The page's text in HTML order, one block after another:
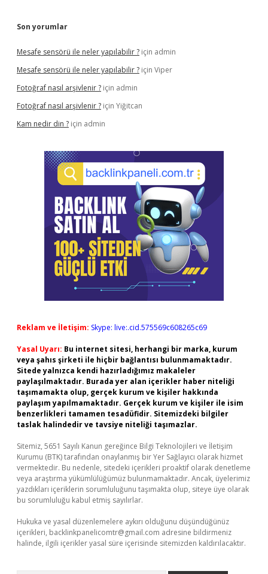
Son yorumlar
Mesafe sensörü ile neler yapılabilir ? için admin
Mesafe sensörü ile neler yapılabilir ? için Viper
Fotoğraf nasıl arşivlenir ? için admin
Fotoğraf nasıl arşivlenir ? için Yiğitcan
Kam nedir din ? için admin
Reklam ve İletişim: Skype: live:.cid.575569c608265c69
Yasal Uyarı: Bu internet sitesi, herhangi bir marka, kurum
veya şahıs şirketi ile hiçbir bağlantısı bulunmamaktadır.
Sitede yalnızca kendi hazırladığımız makaleler
paylaşılmaktadır. Burada yer alan içerikler haber niteliği
taşımamakta olup, gerçek kurum ve kişiler hakkında
paylaşım yapılmamaktadır. Gerçek kurum ve kişiler ile isim
benzerlikleri tamamen tesadüfidir. Sitemizdeki bilgiler
taslak halindedir ve tavsiye niteliği taşımazlar.
Sitemiz, 5651 Sayılı Kanun gereğince Bilgi Teknolojileri ve İletişim
Kurumu (BTK) tarafından onaylanmış bir Yer Sağlayıcı olarak hizmet
vermektedir. Bu nedenle, sitedeki içerikleri proaktif olarak denetleme
veya araştırma yükümlülüğümüz bulunmamaktadır. Ancak, üyelerimiz
yazdıkları içeriklerin sorumluluğunu taşımakta olup, siteye üye olarak
bu sorumluluğu kabul etmiş sayılırlar.
Hukuka ve yasal düzenlemelere aykırı olduğunu düşündüğünüz
içerikleri, backlinkpanelicomtr@gmail.com adresine bildirmeniz
halinde, ilgili içerikler yasal süre içerisinde sitemizden kaldırılacaktır.